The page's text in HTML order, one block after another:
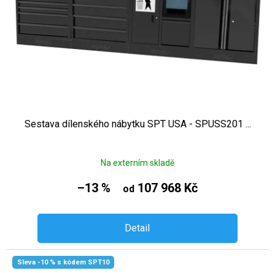
Sestava dílenského nábytku SPT USA - SPUSS201 ...
Na externím skladě
–13 % od 107 968 Kč
Detail
Sleva -10 % s kódem SPT10